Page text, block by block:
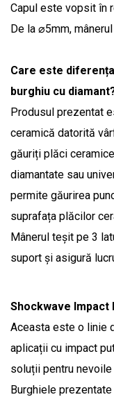
Capul este vopsit în
De la ⌀5mm,
Care este
burghiu cu
Produsul prezentat
ceramică datorită
găuriți plăci
diamantate sau
permite găurirea
suprafața plăcilor
Mânerul teșit pe 3
suport și asigură
Shockwave Impact
Aceasta este o linie
aplicații cu impact
soluții pentru
Burghiele